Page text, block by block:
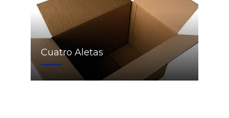
Cuatro Aletas